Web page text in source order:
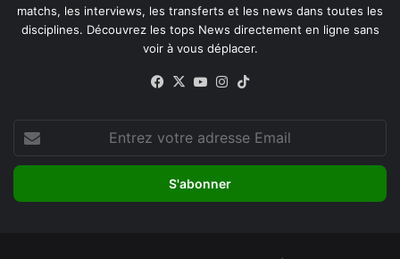
matchs, les interviews, les transferts et les news dans toutes les
disciplines. Découvrez les tops News directement en ligne sans
voir à vous déplacer.
Facebook
X YouTubeInstagram
votre
adresse